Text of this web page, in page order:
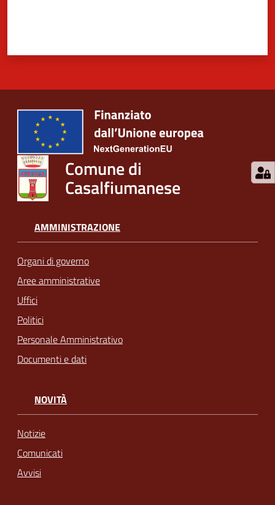
Comune di
Casalfiumanese
AMMINISTRAZIONE
Organi di governo
Aree amministrative
Uffici
Politici
Personale Amministrativo
Documenti e dati
NOVITÀ
Notizie
Comunicati
Avvisi